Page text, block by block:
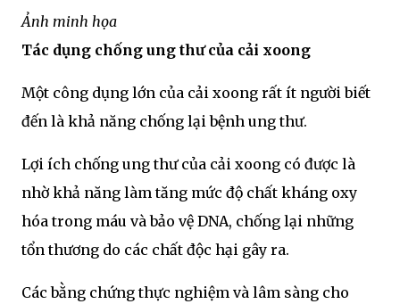
Ảnh minh họa
Tác dụng chống ung thư của cải xoong
Một công dụng lớn của cải xoong rất ít người biết
đến là khả năng chống lại bệnh ung thư.
Lợi ích chống ung thư của cải xoong có được là
nhờ khả năng làm tăng mức độ chất kháng oxy
hóa trong máu và bảo vệ DNA, chống lại những
tổn thương do các chất độc hại gây ra.
Các bằng chứng thực nghiệm và lâm sàng cho